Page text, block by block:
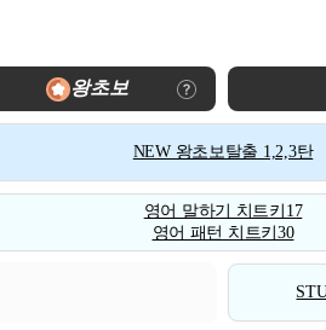
왕초보
NEW 왕초보탈출 1,2,3탄
영어 말하기 치트키17
영어 패턴 치트키30